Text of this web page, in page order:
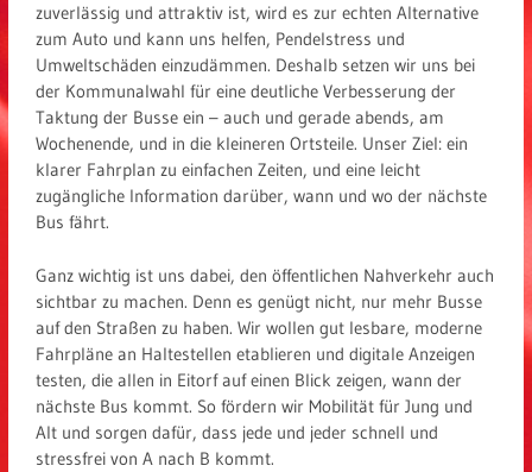
zuverlässig und attraktiv ist, wird es zur echten Alternative
zum Auto und kann uns helfen, Pendelstress und
Umweltschäden einzudämmen. Deshalb setzen wir uns bei
der Kommunalwahl für eine deutliche Verbesserung der
Taktung der Busse ein – auch und gerade abends, am
Wochenende, und in die kleineren Ortsteile. Unser Ziel: ein
klarer Fahrplan zu einfachen Zeiten, und eine leicht
zugängliche Information darüber, wann und wo der nächste
Bus fährt.
Ganz wichtig ist uns dabei, den öffentlichen Nahverkehr auch
sichtbar zu machen. Denn es genügt nicht, nur mehr Busse
auf den Straßen zu haben. Wir wollen gut lesbare, moderne
Fahrpläne an Haltestellen etablieren und digitale Anzeigen
testen, die allen in Eitorf auf einen Blick zeigen, wann der
nächste Bus kommt. So fördern wir Mobilität für Jung und
Alt und sorgen dafür, dass jede und jeder schnell und
stressfrei von A nach B kommt.